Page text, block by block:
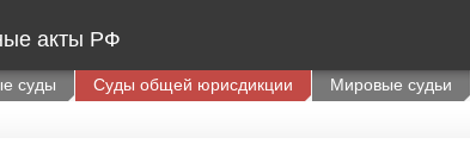
акты РФ
суды Суды общей юрисдикции Мировые судьи